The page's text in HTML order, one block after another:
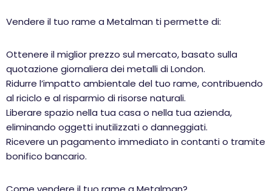
Vendere il tuo rame a Metalman ti permette di:
Ottenere il miglior prezzo sul mercato, basato sulla
quotazione giornaliera dei metalli di London.
Ridurre l’impatto ambientale del tuo rame, contribuendo
al riciclo e al risparmio di risorse naturali.
Liberare spazio nella tua casa o nella tua azienda,
eliminando oggetti inutilizzati o danneggiati.
Ricevere un pagamento immediato in contanti o tramite
bonifico bancario.